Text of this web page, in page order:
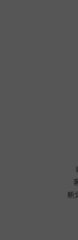
新